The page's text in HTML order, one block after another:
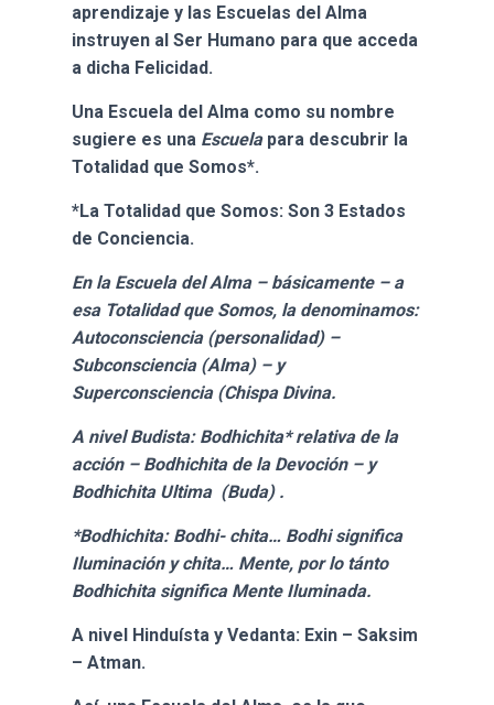
aprendizaje y las Escuelas del Alma
instruyen al Ser Humano para que acceda
a dicha Felicidad.
Una Escuela del Alma como su nombre
sugiere es una Escuela para descubrir la
Totalidad que Somos*.
*La Totalidad que Somos: Son 3 Estados
de Conciencia.
En la Escuela del Alma – básicamente – a
esa Totalidad que Somos, la denominamos:
Autoconsciencia (personalidad) –
Subconsciencia (Alma) – y
Superconsciencia (Chispa Divina.
A nivel Budista: Bodhichita* relativa de la
acción – Bodhichita de la Devoción – y
Bodhichita Ultima (Buda) .
*Bodhichita: Bodhi- chita… Bodhi significa
Iluminación y chita… Mente, por lo tánto
Bodhichita significa Mente Iluminada.
A nivel Hinduísta y Vedanta: Exin – Saksim
– Atman.